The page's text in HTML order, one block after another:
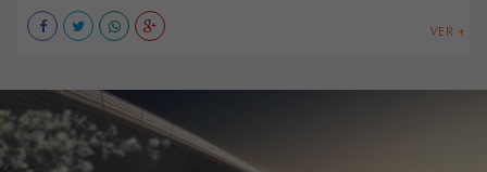
VER +